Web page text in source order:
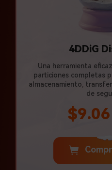
4DDiG
Una herramienta
particiones completas
almacenamiento,
de
$9.06